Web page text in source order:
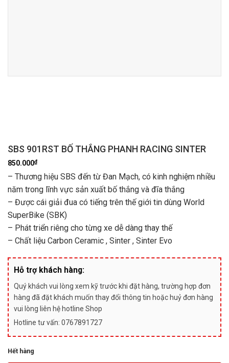
SBS 901RST BỐ THẮNG PHANH RACING SINTER
850.000₫
– Thương hiệu SBS đến từ Đan Mạch, có kinh nghiệm nhiều
năm trong lĩnh vực sản xuất bố thắng và đĩa thắng
– Được cái giải đua có tiếng trên thế giới tin dùng World
SuperBike (SBK)
– Phát triển riêng cho từng xe dễ dàng thay thế
– Chất liệu Carbon Ceramic , Sinter , Sinter Evo
Hỗ trợ khách hàng:
Quý khách vui lòng xem kỹ trước khi đặt hàng, trường hợp đơn
hàng đã đặt khách muốn thay đổi thông tin hoặc huỷ đơn hàng
vui lòng liên hệ hotline Shop
Hotline tư vấn: 0767891727
Hết hàng